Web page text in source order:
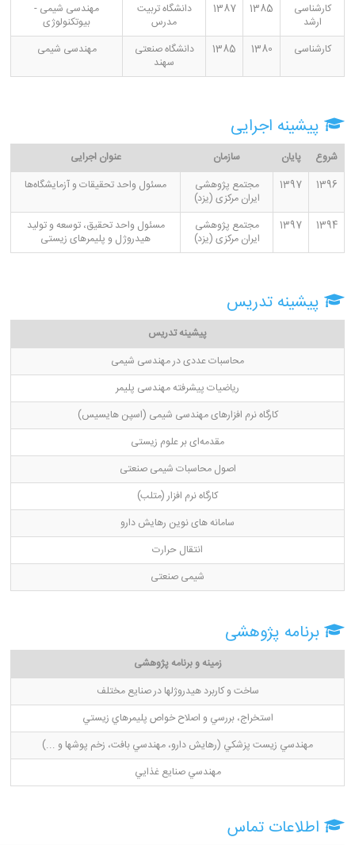
کارشناسی
ارشد
1385
1387
دانشگاه تربیت
مدرس
مهندسی شیمی -
بیوتکنولوژی
کارشناسی
1380
1385
دانشگاه صنعتی
سهند
مهندسی شیمی
پیشینه اجرایی
شروع پایان سازمان
عنوان اجرایی
1396
1397
مجتمع پژوهشی
ایران مرکزی (یزد)
مسئول واحد تحقیقات و آزمایشگاه‌ها
1394
1397
مجتمع پژوهشی
ایران مرکزی (یزد)
مسئول واحد تحقیق، توسعه و تولید
هیدروژل و پلیمرهای زیستی
پیشینه تدریس
پیشینه تدریس
محاسبات عددی در مهندسی شیمی
ریاضیات پیشرفته مهندسی پلیمر
کارگاه نرم افزارهای مهندسی شیمی (اسپن هایسیس)
مقدمه‌ای بر علوم زیستی
اصول محاسبات شیمی صنعتی
کارگاه نرم افزار (متلب)
سامانه های نوین رهایش دارو
انتقال حرارت
شیمی صنعتی
برنامه پژوهشی
زمینه و برنامه پژوهشی
ساخت و كاربرد هيدروژلها در صنايع مختلف
استخراج، بررسي و اصلاح خواص پليمرهاي زيستي
مهندسي زيست پزشكي (رهايش دارو، مهندسي بافت، زخم پوشها و ...)
مهندسي صنايع غذايي
اطلاعات تماس